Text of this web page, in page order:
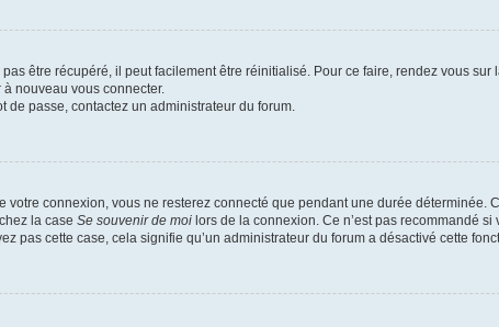
être récupéré, il peut facilement être réinitialisé. Pour ce faire, rendez vous
nouveau vous connecter.
passe, contactez un administrateur du forum.
votre connexion, vous ne resterez connecté que pendant une durée déterminée.
la case Se souvenir de moi lors de la connexion. Ce n’est pas recommandé
pas cette case, cela signifie qu’un administrateur du forum a désactivé cette